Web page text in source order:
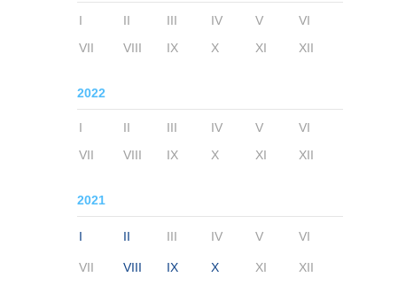
I II III IV V
VI
VII
VIII IX X XI XII
2022
I II III IV V
VI
VII
VIII IX X XI XII
2021
I II III IV V VI
VII VIII IX X XI XII